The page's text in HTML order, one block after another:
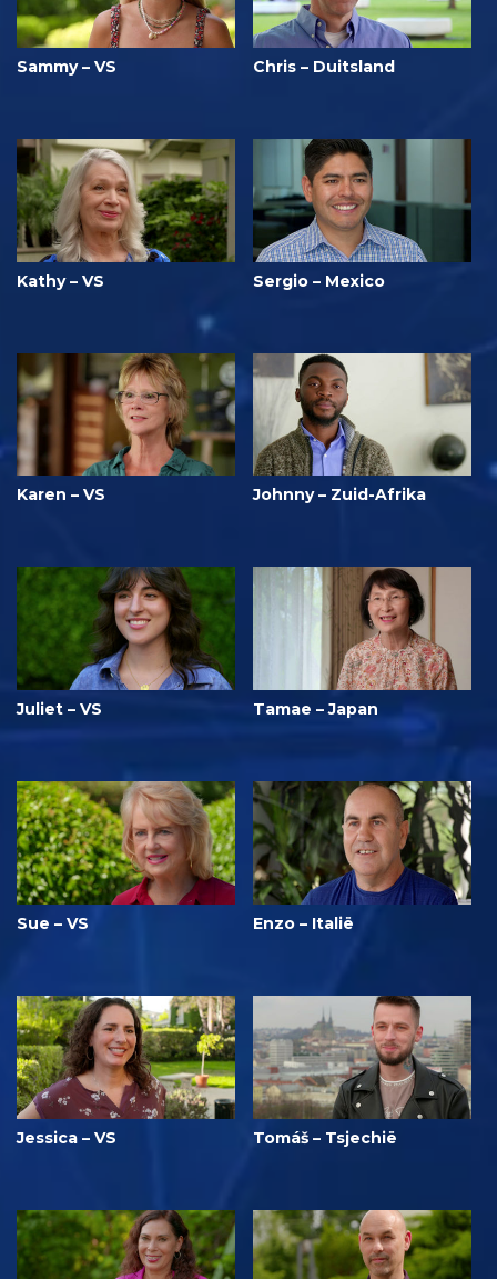
Sammy – VS Chris – Duitsland
Kathy – VS Sergio – Mexico
Karen – VS Johnny – Zuid-Afrika
Juliet – VS Tamae – Japan
Sue – VS Enzo – Italië
Jessica – VS Tomáš – Tsjechië